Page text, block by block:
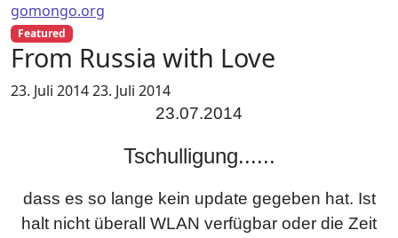
gomongo.org
Featured
From Russia with Love
23. Juli 201423. Juli 2014
23.07.2014
Tschulligung......
dass es so lange kein update gegeben hat. Ist
halt nicht überall WLAN verfügbar oder die Zeit